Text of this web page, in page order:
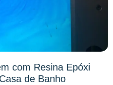
com Resina Epóxi
de Banho